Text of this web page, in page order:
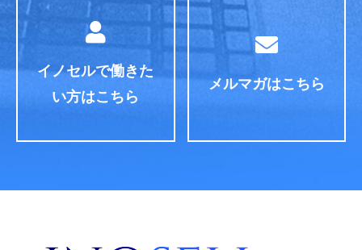
イノセルで働きた
い方はこちら
メルマガはこちら